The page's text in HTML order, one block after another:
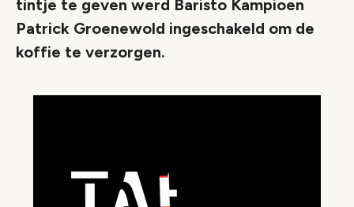
tintje te geven werd Baristo Kampioen
Patrick Groenewold ingeschakeld om de
koffie te verzorgen.